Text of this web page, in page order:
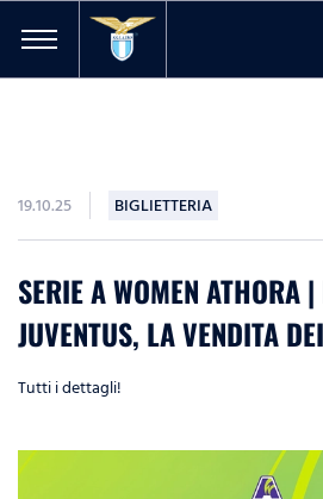
19.10.25 BIGLIETTERIA
SERIE A WOMEN ATHORA
JUVENTUS, LA VENDITA
Tutti i dettagli!